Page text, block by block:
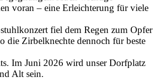
voran – eine Erleichterung für viele
fiel dem Regen zum Opfer
die Zirbelknechte dennoch für beste
Im Juni 2026 wird unser Dorfplatz
Alt sein.